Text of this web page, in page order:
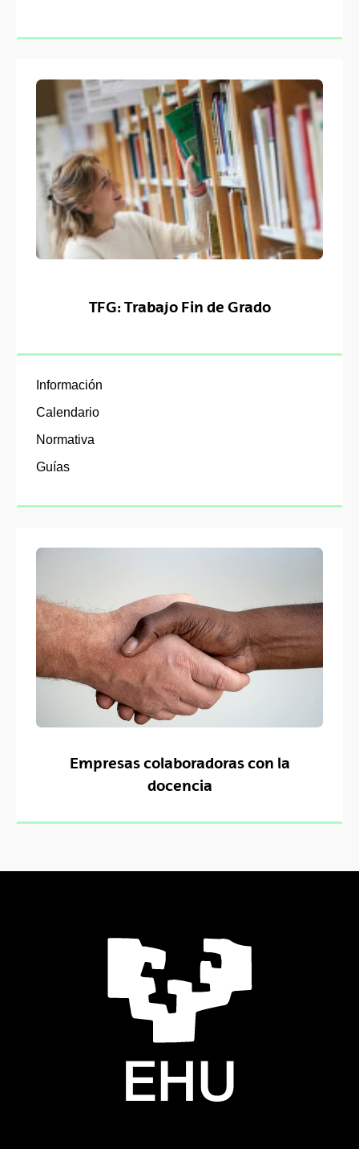
TFG: Trabajo Fin de Grado
Información
Calendario
Normativa
Guías
Empresas colaboradoras con la
docencia